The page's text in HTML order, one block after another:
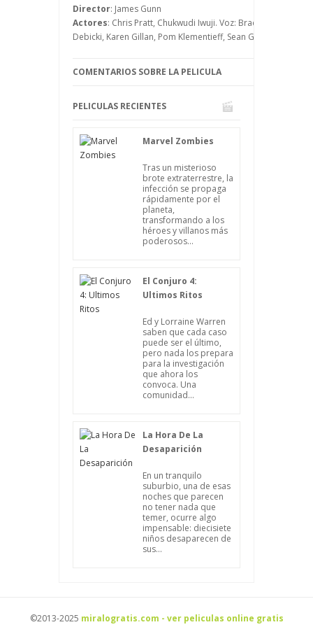
Director: James Gunn
Actores: Chris Pratt, Chukwudi Iwuji. Voz: Bradley Cooper,
Debicki, Karen Gillan, Pom Klementieff, Sean Gunn,
COMENTARIOS SOBRE LA PELICULA
PELICULAS RECIENTES
Marvel Zombies
Tras un misterioso
brote extraterrestre, la
infección se propaga
rápidamente por el
planeta,
transformando a los
héroes y villanos más
poderosos...
El Conjuro 4:
Ultimos Ritos
Ed y Lorraine Warren
saben que cada caso
puede ser el último,
pero nada los prepara
para la investigación
que ahora los
convoca. Una
comunidad...
La Hora De La
Desaparición
En un tranquilo
suburbio, una de esas
noches que parecen
no tener nada que
temer, ocurre algo
impensable: diecisiete
niños desaparecen de
sus...
©2013-2025 miralogratis.com - ver peliculas online gratis